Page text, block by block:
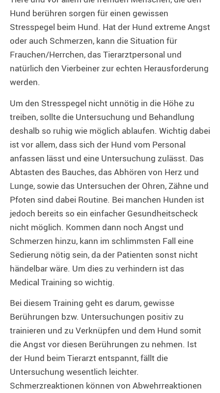
Hund berühren sorgen für einen gewissen
Stresspegel beim Hund. Hat der Hund extreme Angst
oder auch Schmerzen, kann die Situation für
Frauchen/Herrchen, das Tierarztpersonal und
natürlich den Vierbeiner zur echten Herausforderung
werden.
Um den Stresspegel nicht unnötig in die Höhe zu
treiben, sollte die Untersuchung und Behandlung
deshalb so ruhig wie möglich ablaufen. Wichtig dabei
ist vor allem, dass sich der Hund vom Personal
anfassen lässt und eine Untersuchung zulässt. Das
Abtasten des Bauches, das Abhören von Herz und
Lunge, sowie das Untersuchen der Ohren, Zähne und
Pfoten sind dabei Routine. Bei manchen Hunden ist
jedoch bereits so ein einfacher Gesundheitscheck
nicht möglich. Kommen dann noch Angst und
Schmerzen hinzu, kann im schlimmsten Fall eine
Sedierung nötig sein, da der Patienten sonst nicht
händelbar wäre. Um dies zu verhindern ist das
Medical Training so wichtig.
Bei diesem Training geht es darum, gewisse
Berührungen bzw. Untersuchungen positiv zu
trainieren und zu Verknüpfen und dem Hund somit
die Angst vor diesen Berührungen zu nehmen. Ist
der Hund beim Tierarzt entspannt, fällt die
Untersuchung wesentlich leichter.
Schmerzreaktionen können von Abwehrreaktionen